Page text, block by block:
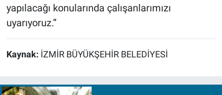
yapılacağı konularında çalışanlarımızı
uyarıyoruz.”
Kaynak: İZMİR BÜYÜKŞEHİR BELEDİYESİ